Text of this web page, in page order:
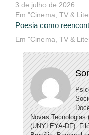
3 de julho de 2026
Em "Cinema, TV &
Poesia como
Em "Cinema, TV &
Novas
(UNYLEYA-DF).